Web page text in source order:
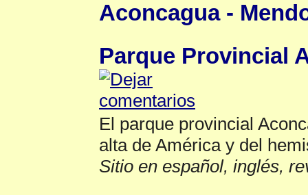
Aconcagua -
Parque Provincial
El parque provincial
alta de América y del
Sitio en español, inglés,